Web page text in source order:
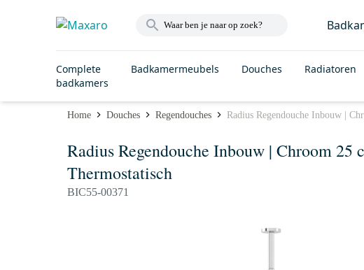
Complete
badkamers
Badkamermeubels Douches Radiatoren
Home Douches Regendouches Radius Regendouche Inbouw |
Radius Regendouche Inbouw | Chroom 25
Thermostatisch
BIC55-00371